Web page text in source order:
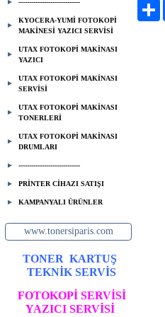
-----------------------------
KYOCERA-YUMİ FOTOKOPİ
MAKİNESİ YAZICI SERVİSİ
UTAX FOTOKOPİ MAKİNASI
YAZICI
UTAX FOTOKOPİ MAKİNASI
SERVİSİ
UTAX FOTOKOPİ MAKİNASI
TONERLERİ
UTAX FOTOKOPİ MAKİNASI
DRUMLARI
-----------------------------
PRİNTER CİHAZI SATIŞI
KAMPANYALI ÜRÜNLER
www.tonersiparis.com
TONER KARTUŞ
TEKNİK SERVİS
FOTOKOPİ SERVİSİ
YAZICI SERVİSİ